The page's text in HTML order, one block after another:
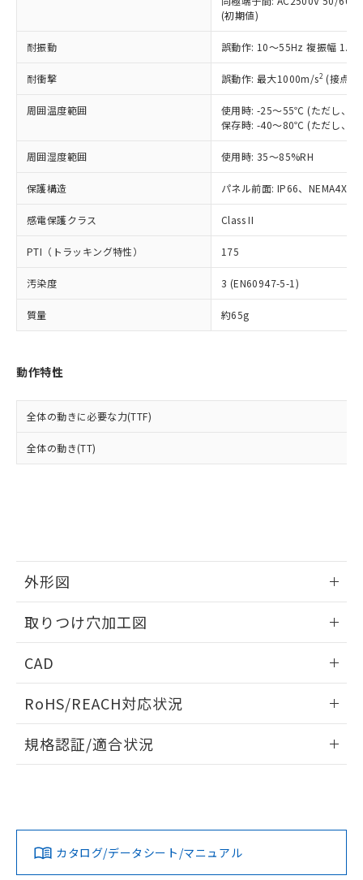
(初期値)
耐振動 誤動作: 10～55Hz 複振幅
耐衝撃 誤動作: 最大1000m/s2 (接点
周囲温度範囲
使用時: -25～55℃ (ただし、氷
保存時: -40～80℃ (ただし、氷
周囲湿度範囲 使用時: 35～85%RH
保護構造 パネル前面: IP66、NEMA4X,
感電保護クラス Class II
PTI（トラッキング特性） 175
汚染度 3 (EN60947-5-1)
質量 約65g
動作特性
全体の動きに必要な力(TTF)
全体の動き(TT)
外形図
取りつけ穴加工図
CAD
ドすることができます。
ログイン/会員登録
ダウンロードデータをご利用いただく前に、以下を必ずお読
みください。
ソフトウェアの使用条件
RoHS/REACH対応状況
EU RoHS 注意事項・凡例
対応済み
規格認証/適合状況
カタログ/データシート/マニュアル
在庫状況および標準価格照会結果は、
記載している更新日時点での社内デー
タに基づき作成されるものであり、閲
覧された時点での実際の在庫および標
準価格とは異なる場合があることをご
正式な納期状況および標準価格はお客
様のお取引先、またはお客様担当のオ
ムロン制御機器販売店・当社販売員に
オムロン制御機器販売店や当社販売拠
販売ネットワーク
」をご確認
在庫状況および標準価格結果を当社の
事前の承諾なく第三者に漏洩または開
示しないようお願いします。
マイパーツ機能（部品リスト作成サー
ビス）をご利用いただくには、I-Web
メンバーズにご登録されている必要が
あります。
品・サービスに関するお客様との取
引・商談に必要な範囲で利用すること
※当社の共同利用者とは、
の共同利用に関して"
の「1.共同利
鉛(Pb) 1000ppm以下、 水銀(Hg) 1000ppm以下、 カド
類(PBB) 1000ppm以下、ポリ臭化ジフェニルエーテル類
(PBDE) 1000ppm以下、フタル酸ビス(2-エチルヘキシ
ル) (DEHP)(別名：DOP) 1000ppm以下、フタル酸ブチ
ルベンジル（BBP） 1000ppm以下、フタル酸ジブチル
（DBP） 1000ppm以下、フタル酸ジイソブチル
但し、RoHS指令で産業用監視および制御機器に対する
図的な使用がないことを確認しています。
部品在庫の切り替え状況などにより、予定
月が前後することがあります。
とができます。
EU RoHS指令（10物質）の非含有証明書
51物質の非含有証明書（当社基準）
荷製品に未対応品が混在することから備考
欄に対応日を記載しておりました。
既に当社にて対応品への在庫切替を完了
していることから、特段のことがない限
り、2022年1月12日より割愛しておりま
*中国RoHS10物質の基準値 (GB/T26572)：
Pb(鉛) :1000ppm、 Hg(水銀) : 1000ppm、 Cd(カドミウ
Cr(Ⅵ)(六価クロム) : 1000ppm、 PBBs(ポリ臭化ビフェ
ニル類) : 1000ppm、 PBDEs(ポリ臭化ジフェニルエーテ
ル類) : 1000ppm、
DBP(フタル酸ジブチル) : 1000ppm、 DIBP(フタル酸ジ
イソブチル) : 1000ppm、 BBP(フタル酸ブチルベンジ
DEHP(フタル酸ビス(2-エチルヘキシル)) : 1000ppm
「ｅ」：有害物質（10物質）のすべてが基
準値以下であることを示します。
「10」：通常の使用状況下において有害物
質が外部に漏えいし、環境に深刻な影響を
及ぼさない年数を意味します。
「－」：未確認です。当社販売部門へお問
（以下｢規制貨物等」という）を輸出
または国外への提供する場合は、日本
国政府の輸出許可(または役務取引許
可)を取得するなどの必要な手続きを
当社は規制貨物を破棄する場合は、完
全に破砕するなど、違法に輸出されな
いよう必要な手段を講じます。
当社は貴社製品を、核兵器、ミサイ
ル、化学兵器、生物兵器またはその他
武器並びにこれらの製造装置等に一切
当社は、貴社製品を第三者に販売する
場合は、上記1、2および3の内容を当
該第三者に通知します。また当社は、
販売先および販売に係わる関係者が違
法に輸出するおそれがある場合は、取
り引きをいたしません。
合意する
一定数以上の在庫あり
一定数には満たないが在庫あり
在庫なし(最新の在庫状況につ
いては、お客様のお取引先、ま
たはお客様担当のオムロン制御
機器販売店・当社販売員にご確
認ください)
受注生産機種、また在庫状況の
情報を公開していない機種